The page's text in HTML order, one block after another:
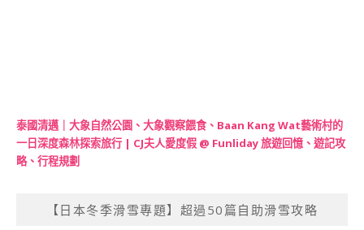
泰國清邁｜大象自然公園、大象觀察餵食、Baan Kang Wat藝術村的
一日深度森林探索旅行 | CJ夫人愛度假 @ Funliday 旅遊回憶、遊記攻
略、行程規劃
【日本冬季滑雪專題】超過50篇自助滑雪攻略